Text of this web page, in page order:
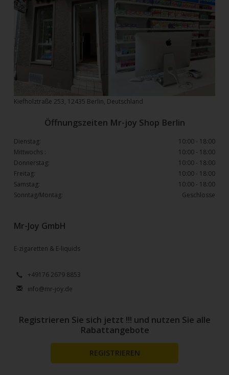
Mr-Joy GmbH
E-zigaretten & E-liquids
+49176 2679 8853
info@mr-joy.de
Kiefholztraße 253, 12435 Berlin, Deutschland
Öffnungszeiten Mr-joy Shop Berlin
Dienstag:
10:00 - 18:00
Mittwochs :
10:00 - 18:00
Donnerstag:
10:00 - 18:00
Freitag:
10:00 - 18:00
Samstag:
10:00 - 18:00
Sonntag/Montag:
Geschlosse
Registrieren Sie sich jetzt !!! und nutzen Sie alle
Rabattangebote
REGISTRIEREN